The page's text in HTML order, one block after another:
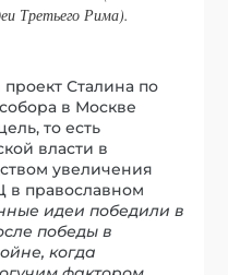
Третьего Рима).
Сталина по
в Москве
то есть
власти в
увеличения
в православном
идеи победили в
победы в
когда